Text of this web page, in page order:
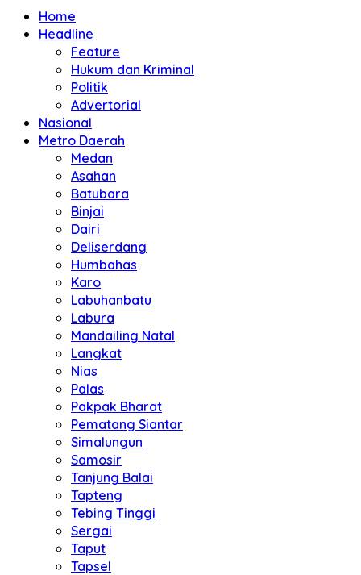
Home
Headline
Feature
Hukum dan Kriminal
Politik
Advertorial
Nasional
Metro Daerah
Medan
Asahan
Batubara
Binjai
Dairi
Deliserdang
Humbahas
Karo
Labuhanbatu
Labura
Mandailing Natal
Langkat
Nias
Palas
Pakpak Bharat
Pematang Siantar
Simalungun
Samosir
Tanjung Balai
Tapteng
Tebing Tinggi
Sergai
Taput
Tapsel